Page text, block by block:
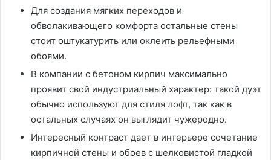
Для создания мягких переходов и
обволакивающего комфорта остальные стены
стоит оштукатурить или оклеить рельефными
обоями.
В компании с бетоном кирпич максимально
проявит свой индустриальный характер: такой дуэт
обычно используют для стиля лофт, так как в
остальных случаях он выглядит чужеродно.
Интересный контраст дает в интерьере сочетание
кирпичной стены и обоев с шелковистой гладкой